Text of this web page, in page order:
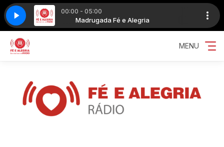
00:00 - 05:00
Madrugada Fé e Alegria
(Vídeo Oficial)_50k Zé Vaqueiro - Tenho Medo (Vídeo Oficial)_50k
MENU